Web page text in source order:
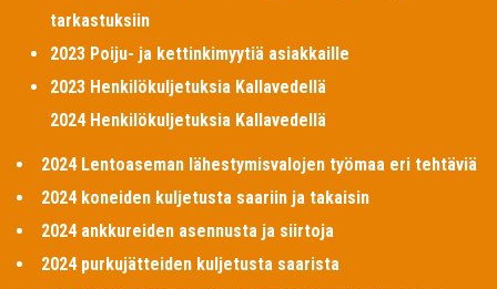
tarkastuksiin
2023 Poiju- ja kettinkimyytiä asiakkaille
2023 Henkilökuljetuksia Kallavedellä
2024 Henkilökuljetuksia Kallavedellä
2024 Lentoaseman lähestymisvalojen työmaa eri tehtäviä
2024 koneiden kuljetusta saariin ja takaisin
2024 ankkureiden asennusta ja siirtoja
2024 purkujätteiden kuljetusta saarista